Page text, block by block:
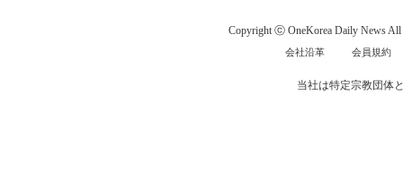
Copyright ⓒ OneKorea Daily News All
会社沿革 会員規約
当社は特定宗教団体